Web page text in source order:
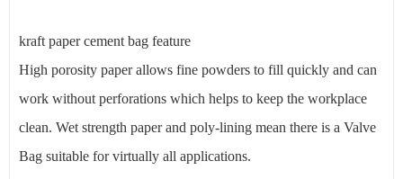
kraft paper cement bag feature
High porosity paper allows fine powders to fill quickly and can
work without perforations which helps to keep the workplace
clean. Wet strength paper and poly-lining mean there is a Valve
Bag suitable for virtually all applications.